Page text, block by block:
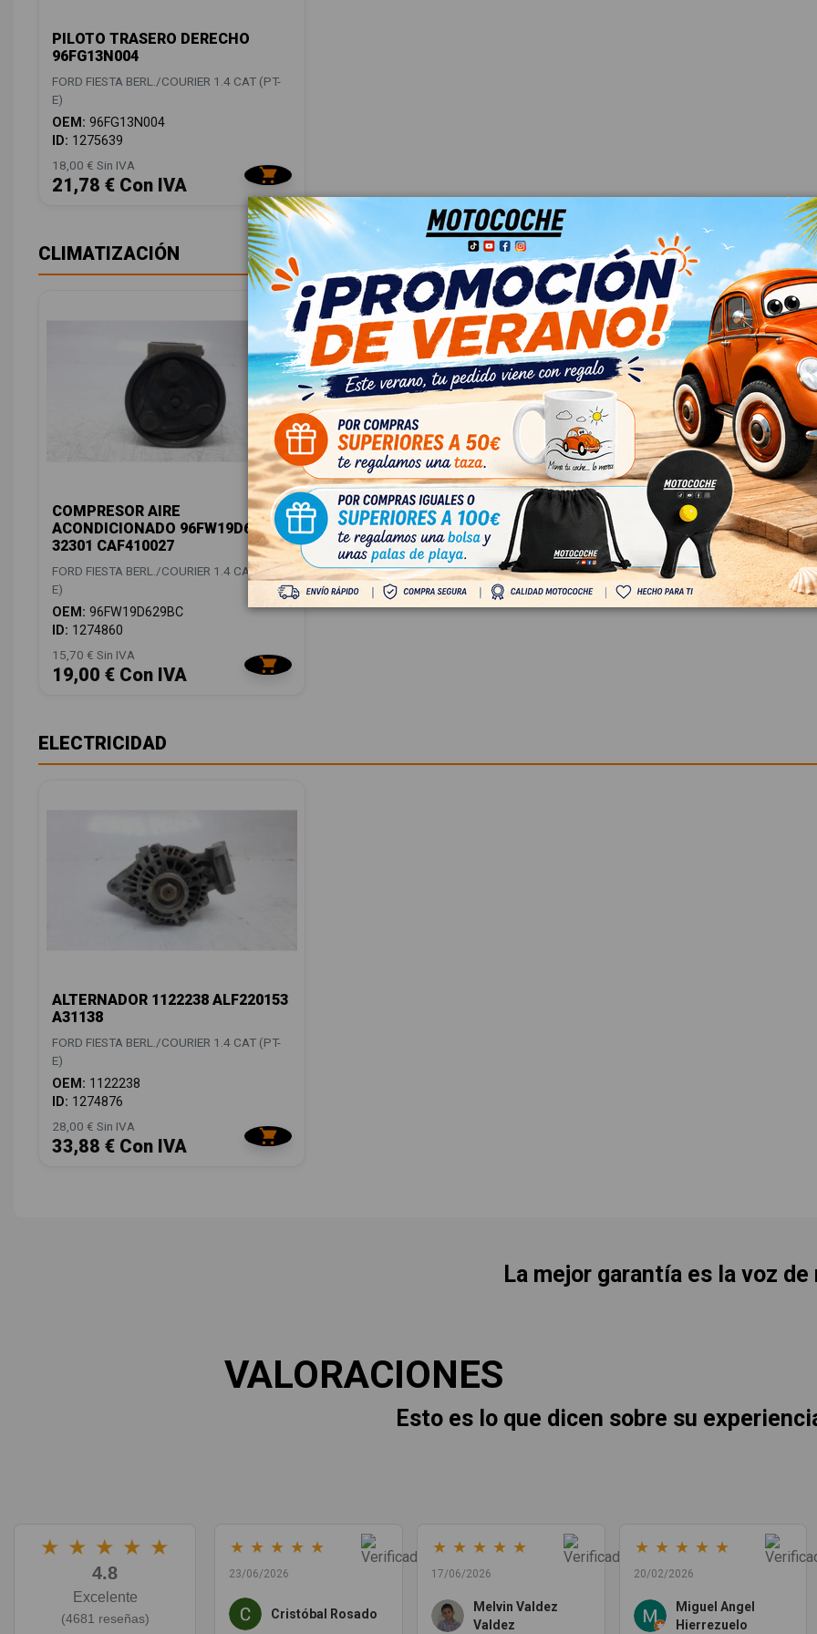
PILOTO TRASERO DERECHO
96FG13N004
FORD FIESTA BERL./COURIER 1.4 CAT (PT-
E)
OEM: 96FG13N004
ID: 1275639
18,00 € Sin IVA
21,78 € Con IVA
CLIMATIZACIÓN
COMPRESOR AIRE
ACONDICIONADO 96FW19D629BC
32301 CAF410027
FORD FIESTA BERL./COURIER 1.4 CAT (PT-
E)
OEM: 96FW19D629BC
ID: 1274860
15,70 € Sin IVA
19,00 € Con IVA
ELECTRICIDAD
ALTERNADOR 1122238 ALF220153
A31138
FORD FIESTA BERL./COURIER 1.4 CAT (PT-
E)
OEM: 1122238
ID: 1274876
28,00 € Sin IVA
33,88 € Con IVA
VALORACIONES
La mejor garantía es la voz
Esto es lo que dicen sobre su
★ ★ ★ ★ ★
4.8
Excelente
(4681 reseñas)
★ ★ ★ ★ ★
23/06/2026
Cristóbal Rosado
★ ★ ★ ★ ★
17/06/2026
Melvin Valdez
Valdez
★ ★ ★ ★ ★
20/02/2026
Miguel Angel
Hierrezuelo